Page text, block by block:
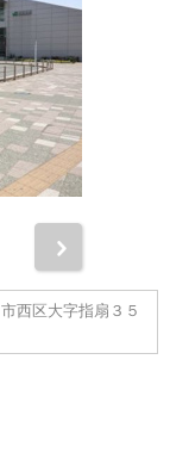
西区大字指扇３５